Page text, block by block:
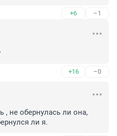
+6 –1
+16 –0
, не обернулась ли она,
ли я.